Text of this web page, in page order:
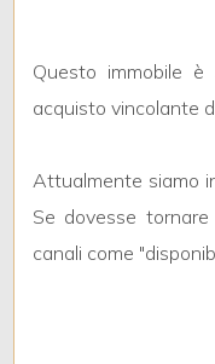
Questo immobile
acquisto vincolante
Attualmente siamo
Se dovesse
canali come
minimi